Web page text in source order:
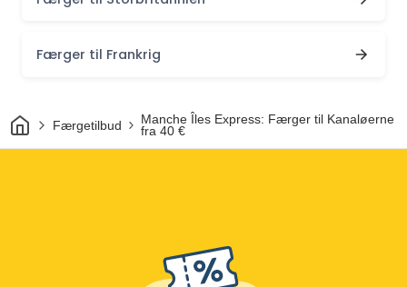
Færger til Frankrig
HjemFærgetilbud
Manche Îles Express: Færger til Kanaløerne
fra 40 €